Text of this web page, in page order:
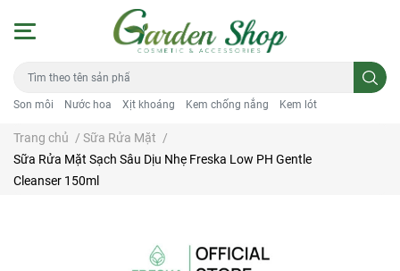
Son môi Nước hoa Xịt khoáng Kem chống nắng Kem lót
Trang chủ / Sữa Rửa Mặt /
Sữa Rửa Mặt Sạch Sâu Dịu Nhẹ Freska Low PH Gentle
Cleanser 150ml